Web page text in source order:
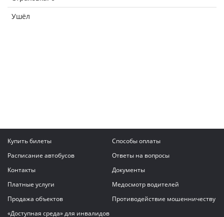
Ушёл
Купить билеты
Способы оплаты
Расписание автобусов
Ответы на вопросы
Контакты
Документы
Платные услуги
Медосмотр водителей
Продажа объектов
Противодействие мошенничеству
«Доступная среда» для инвалидов